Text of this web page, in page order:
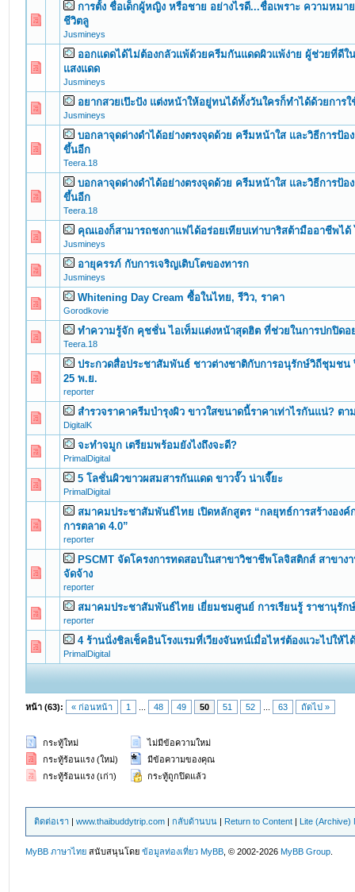
การตั้ง ชื่อเด็กผู้หญิง หรือชาย อย่างไรดี...ชื่อเพราะ ความหมา
ชีวิตลู
Jusmineys
0 Vote(s) - 0 out of 5 in Average
ออกแดดได้ไม่ต้องกลัวแพ้ด้วยครีมกันแดดผิวแพ้ง่าย ผู้ช่วยที่ดีใ
แสงแดด
Jusmineys
0 Vote(s) - 0 out of 5 in Average
อยากสวยเป๊ะปัง แต่งหน้าให้อยู่ทนได้ทั้งวันใครก็ทำได้ด้วยการ
Jusmineys
0 Vote(s) - 0 out of 5 in Average
12345
บอกลาจุดด่างดำได้อย่างตรงจุดด้วย ครีมหน้าใส และวิธีการป้อ
ขึ้นอีก
Teera.18
0 Vote(s) - 0 out of 5 in Average
บอกลาจุดด่างดำได้อย่างตรงจุดด้วย ครีมหน้าใส และวิธีการป้อ
ขึ้นอีก
Teera.18
0 Vote(s) - 0 out of 5 in Average
คุณเองก็สามารถชงกาแฟได้อร่อยเทียบเท่าบาริสต้ามืออาชีพได้
Jusmineys
0 Vote(s) - 0 out of 5 in Average
12345
อายุครรภ์ กับการเจริญเติบโตของทารก
Jusmineys
0 Vote(s) - 0 out of 5 in Average
12345
Whitening Day Cream ซื้อในไทย, รีวิว, ราคา
Gorodkovie
0 Vote(s) - 0 out of 5 in Average
12345
ทำความรู้จัก คุชชั่น ไอเท็มแต่งหน้าสุดฮิต ที่ช่วยในการปกปิดอ
Teera.18
0 Vote(s) - 0 out of 5 in Average
123 45
ประกวดสื่อประชาสัมพันธ์ ชาวต่างชาติกับการอนุรักษ์วิถีชุมชน
25 พ.ย.
reporter
0 Vote(s) - 0 out of 5 in Average
สำรวจราคาครีมบำรุงผิว ขาวใสขนาดนี้ราคาเท่าไรกันแน่? ตา
DigitalK
0 Vote(s) - 0 out of 5 in Average
12 345
จะทำจมูก เตรียมพร้อมยังไงถึงจะดี?
PrimalDigital
0 Vote(s) - 0 out of 5 in Average
12 345
5 โลชั่นผิวขาวผสมสารกันแดด ขาวจั๊ว น่าเจี๊ยะ
PrimalDigital
0 Vote(s) - 0 out of 5 in Average
123 4 5
สมาคมประชาสัมพันธ์ไทย เปิดหลักสูตร “กลยุทธ์การสร้างองค์
การตลาด 4.0”
reporter
0 Vote(s) - 0 out of 5 in Average
PSCMT จัดโครงการทดสอบในสาขาวิชาชีพโลจิสติกส์ สาขาง
จัดจ้าง
reporter
0 Vote(s) - 0 out of 5 in Average
สมาคมประชาสัมพันธ์ไทย เยี่ยมชมศูนย์ การเรียนรู้ ราชานุรัก
reporter
0 Vote(s) - 0 out of 5 in Average
1 234 5
4 ร้านนั่งชิลเช็คอินโรงแรมที่เวียงจันทน์เมื่อไหร่ต้องแวะไปให้ไ
PrimalDigital
0 Vote(s) - 0 out of 5 in Average
12 3 45
หน้า (63): « ก่อนหน้า 1 48 49 50 51 52 63 ถัดไป »
กระทู้ใหม่
กระทู้ร้อนแรง (ใหม่)
กระทู้ร้อนแรง (เก่า)
ไม่มีข้อความใหม่
มีข้อความของคุณ
กระทู้ถูกปิดแล้ว
ติดต่อเรา |www.thaibuddytrip.com |กลับด้านบน | Return to Content | Lite (Archive)
MyBB ภาษาไทย สนับสนุนโดยข้อมูลท่องเที่ยว MyBB , © 2002-2026MyBB Group